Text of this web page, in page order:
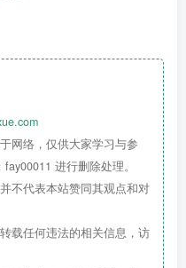
—2020年8月31日
—2019年8月31日
网络，仅供大家学习与参
进行删除处理。
不代表本站赞同其观点和对
载任何违法的相关信息，访